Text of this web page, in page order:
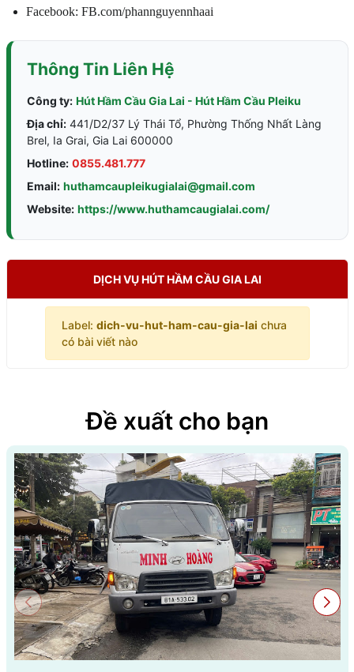
Facebook: FB.com/phannguyennhaai
Thông Tin Liên Hệ
Công ty: Hút Hầm Cầu Gia Lai - Hút Hầm Cầu Pleiku
Địa chỉ:441/D2/37 Lý Thái Tổ, Phường Thống Nhất Làng
Brel, Ia Grai, Gia Lai 600000
Hotline: 0855.481.777
Email: huthamcaupleikugialai@gmail.com
Website: https://www.huthamcaugialai.com/
DỊCH VỤ HÚT HẦM CẦU GIA LAI
Label: dich-vu-hut-ham-cau-gia-lai chưa
có bài viết nào
Đề xuất cho bạn